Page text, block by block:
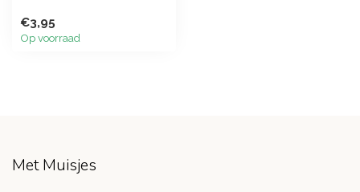
€3,95
Op voorraad
Met Muisjes